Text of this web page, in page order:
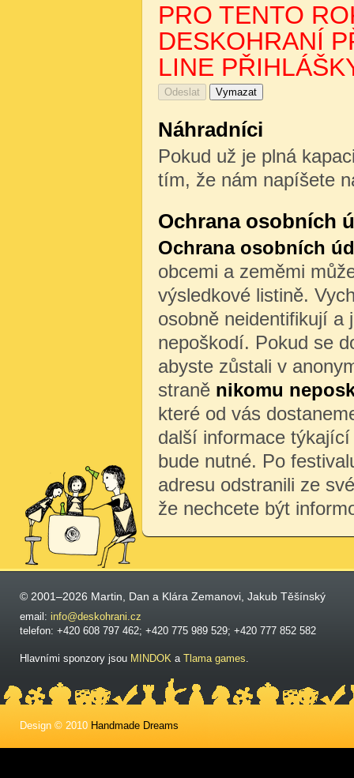
PRO TENTO
DESKOHRANÍ
LINE
Náhradníci
Pokud už je plná
tím, že nám napíšete
Ochrana osobních
Ochrana osobních
obcemi a zeměmi
výsledkové listině.
osobně neidentifikují a
nepoškodí. Pokud se
abyste zůstali v
straně nikomu
které od vás
další informace
bude nutné. Po
adresu odstranili ze
že nechcete být
© 2001–2026 Martin, Dan a Klára Zemanovi, Jakub Těšínský
email: info@deskohrani.cz
telefon: +420 608 797 462; +420 775 989 529; +420 777 852 582
Hlavními sponzory jsou MINDOK a Tlama games.
Design © 2010 Handmade Dreams